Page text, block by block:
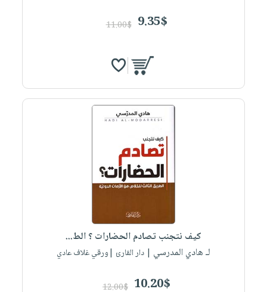
9.35$
11.00$
كيف نتجنب تصادم الحضارات ؟ الط...
لـ هادي المدرسي | دار القارئ |ورقي غلاف عادي
10.20$
12.00$